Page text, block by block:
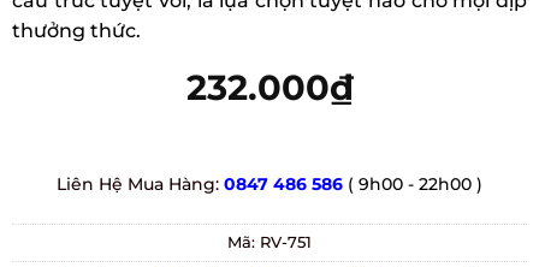
tuyệt hảo cho mọi dịp thưởng thức.
232.000₫
Liên Hệ Mua Hàng:0847 486 586 ( 9h00 - 22h00 )
Mã:RV-751